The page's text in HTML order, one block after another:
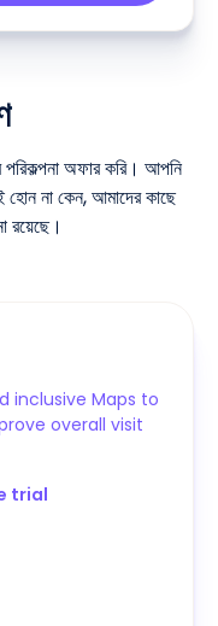
অফার করি। আপনি
হোন না কেন, আমাদের কাছে
রয়েছে।
inclusive Maps to
overall visit
trial